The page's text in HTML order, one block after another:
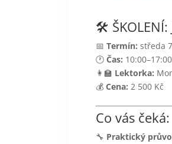
🛠️
📅 Termín: středa
🕐 Čas:
👩‍🏫 Lektorka:
💰 Cena: 2 500 Kč
Co vás čeká:
🔧 Praktický